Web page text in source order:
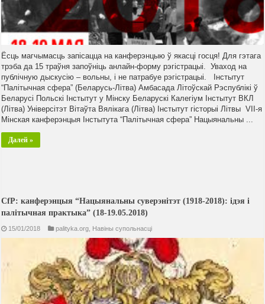
Ёсць магчымасць запісацца на канферэнцыю ў якасці госця! Для гэтага
трэба да 15 траўня запоўніць анлайн-форму рэгістрацыі. Уваход на
публічную дыскусію – вольны, і не патрабуе рэгістрацыі. Інстытут
“Палітычная сфера” (Беларусь-Літва) Амбасада Літоўскай Рэспублікі ў
Беларусі Польскі Інстытут у Мінску Беларускі Калегіум Інстытут ВКЛ
(Літва) Універсітэт Вітаўта Вялікага (Літва) Інстытут гісторыі Літвы VІI-я
Мінская канферэнцыя Інстытута “Палітычная сфера” Нацыянальны ...
Далей »
CfP: канферэнцыя “Нацыянальны суверэнітэт (1918-2018): ідэя і
палітычная практыка” (18-19.05.2018)
15/01/2018 palityka.org, Навiны супольнасцi